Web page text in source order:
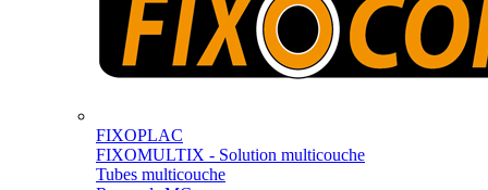
FIXOPLAC
FIXOMULTIX - Solution multicouche
Tubes multicouche